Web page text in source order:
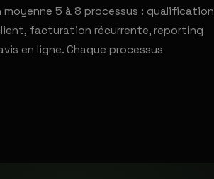
5 à 8 processus : qualification
facturation récurrente, reporting
en ligne. Chaque processus